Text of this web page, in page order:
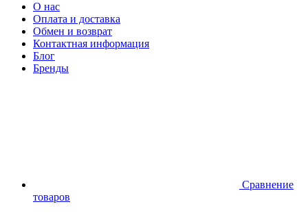
О нас
Оплата и доставка
Обмен и возврат
Контактная информация
Блог
Бренды
Сравнение
товаров